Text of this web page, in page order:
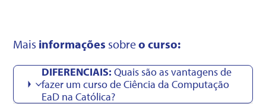
Mais informações sobreo curso:
DIFERENCIAIS: Quais são as vantagens de
fazer um curso de Ciência da Computação
EaD na Católica?